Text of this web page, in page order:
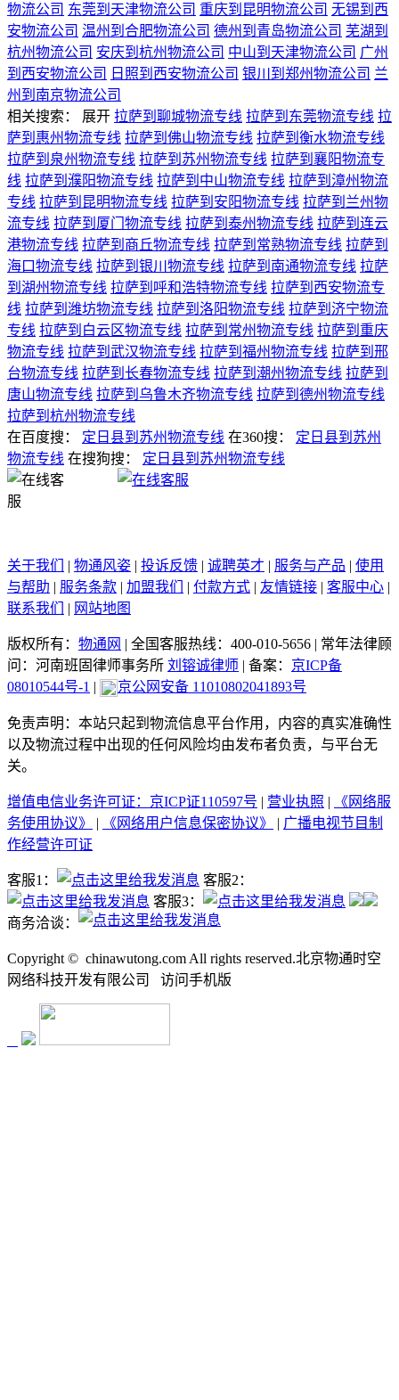
物流公司 东莞到天津物流公司 重庆到昆明物流公司 无锡到西
安物流公司 温州到合肥物流公司 德州到青岛物流公司 芜湖到
杭州物流公司 安庆到杭州物流公司 中山到天津物流公司 广州
到西安物流公司
日照到西安物流公司 银川到郑州物流公司 兰
州到南京物流公司
相关搜索： 展开 拉萨到聊城物流专线 拉萨到东莞物流专线 拉
萨到惠州物流专线 拉萨到佛山物流专线 拉萨到衡水物流专线
拉萨到泉州物流专线 拉萨到苏州物流专线 拉萨到襄阳物流专
线 拉萨到濮阳物流专线 拉萨到中山物流专线 拉萨到漳州物流
专线 拉萨到昆明物流专线 拉萨到安阳物流专线 拉萨到兰州物
流专线 拉萨到厦门物流专线 拉萨到泰州物流专线 拉萨到连云
港物流专线 拉萨到商丘物流专线 拉萨到常熟物流专线 拉萨到
海口物流专线 拉萨到银川物流专线 拉萨到南通物流专线 拉萨
到湖州物流专线 拉萨到呼和浩特物流专线 拉萨到西安物流专
线 拉萨到潍坊物流专线 拉萨到洛阳物流专线 拉萨到济宁物流
专线 拉萨到白云区物流专线 拉萨到常州物流专线 拉萨到重庆
物流专线 拉萨到武汉物流专线 拉萨到福州物流专线 拉萨到邢
台物流专线 拉萨到长春物流专线 拉萨到潮州物流专线 拉萨到
唐山物流专线 拉萨到乌鲁木齐物流专线 拉萨到德州物流专线
拉萨到杭州物流专线
在百度搜：
定日县到苏州物流专线 在360搜：
定日县到苏州
物流专线 在搜狗搜： 定日县到苏州物流专线
关于我们 | 物通风姿 | 投诉反馈 | 诚聘英才 | 服务与产品 | 使用
与帮助 | 服务条款 | 加盟我们 | 付款方式 | 友情链接 | 客服中心 |
联系我们
| 网站地图
版权所有： 物通网 | 全国客服热线：400-010-5656 | 常年法律顾
问：河南班固律师事务所 刘镕诚律师 | 备案： 京ICP备
08010544号-1 | 京公网安备 11010802041893号
免责声明：本站只起到物流信息平台作用，内容的真实准确性
以及物流过程中出现的任何风险均由发布者负责，与平台无
关。
增值电信业务许可证：京ICP证110597号 | 营业执照 |
《网络服
务使用协议》
| 《网络用户信息保密协议》 | 广播电视节目制
作经营许可证
客服1：
客服2：
客服3：
商务洽谈：
Copyright © chinawutong.com All rights reserved.北京物通时空
网络科技开发有限公司
访问手机版